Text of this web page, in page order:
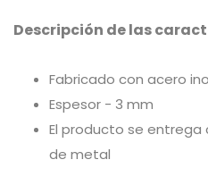
Descripción de las
Fabricado con acero
Espesor - 3 mm
El producto se
de metal